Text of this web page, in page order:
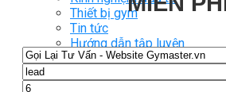
Thiết bị gym
Tin tức
Hướng dẫn tập luyện
Chế độ ăn uống
Liên Hệ